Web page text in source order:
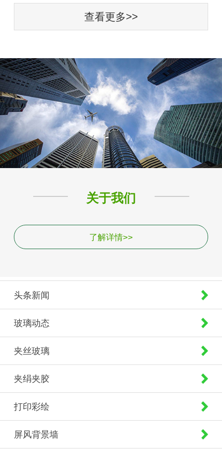
查看更多>>
关于我们
了解详情>>
头条新闻
玻璃动态
夹丝玻璃
夹绢夹胶
打印彩绘
屏风背景墙